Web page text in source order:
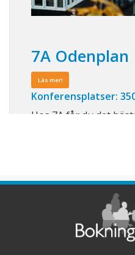
7A Odenplan
Läs mer!
Konferensplatser:
Hos 7A får du det
verklighet. 7A
och flexibla